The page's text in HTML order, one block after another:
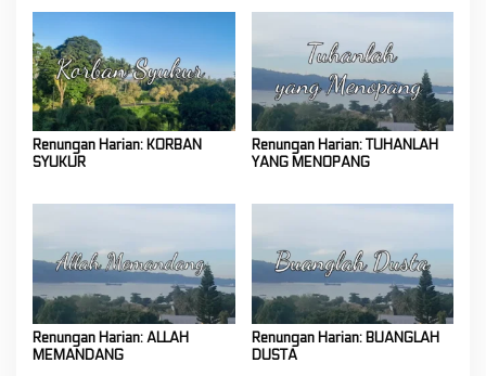
Renungan Harian: KORBAN
SYUKUR
Renungan Harian: TUHANLAH
YANG MENOPANG
Renungan Harian: ALLAH
MEMANDANG
Renungan Harian: BUANGLAH
DUSTA